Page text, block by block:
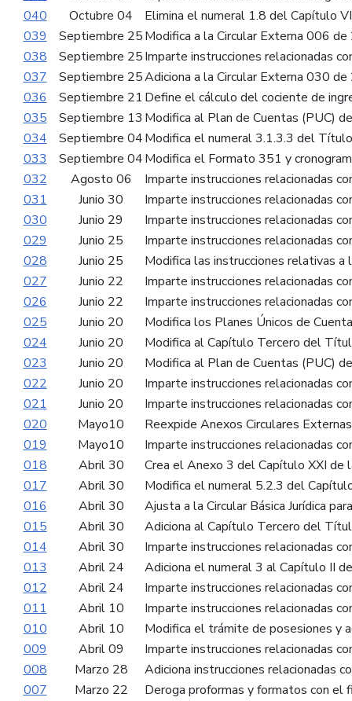
040
Octubre 04
Elimina el numeral 1.8 del Capítulo
039
Septiembre 25Modifica a la Circular Externa 006
038
Septiembre 25Imparte instrucciones relacionadas
037
Septiembre 25Adiciona a la Circular Externa 030
036
Septiembre 21 Define el cálculo del cociente de
035
Septiembre 13 Modifica al Plan de Cuentas (PUC)
034
Septiembre 04Modifica el numeral 3.1.3.3 del
033
Septiembre 04Modifica el Formato 351 y
032
Agosto 06
Imparte instrucciones relacionadas
031
Junio 30
Imparte instrucciones relacionadas
030
Junio 29
Imparte instrucciones relacionadas
029
Junio 25
Imparte instrucciones relacionadas
028
Junio 25
Modifica las instrucciones relativas
027
Junio 22
Imparte instrucciones relacionadas
026
Junio 22
Imparte instrucciones relacionadas
025
Junio 20
Modifica los Planes Únicos de
024
Junio 20
Modifica al Capítulo Tercero del
023
Junio 20
Modifica al Plan de Cuentas (PUC)
022
Junio 20
Imparte instrucciones relacionadas
021
Junio 20
Imparte instrucciones relacionadas
020
Mayo10
Reexpide Anexos Circulares
019
Mayo10
Imparte instrucciones relacionadas
018
Abril 30
Crea el Anexo 3 del Capítulo XXI de
017
Abril 30
Modifica el numeral 5.2.3 del
016
Abril 30
Ajusta a la Circular Básica Jurídica
015
Abril 30
Adiciona al Capítulo Tercero del
014
Abril 30
Imparte instrucciones relacionadas
013
Abril 24
Adiciona el numeral 3 al Capítulo II
012
Abril 24
Imparte instrucciones relacionadas
011
Abril 10
Imparte instrucciones relacionadas
010
Abril 10
Modifica el trámite de posesiones
009
Abril 09
Imparte instrucciones relacionadas
008
Marzo 28
Adiciona instrucciones relacionadas
007
Marzo 22
Deroga proformas y formatos con el